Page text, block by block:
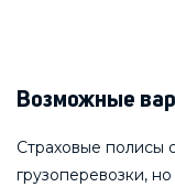
Возможные
Страховые полисы
грузоперевозки,